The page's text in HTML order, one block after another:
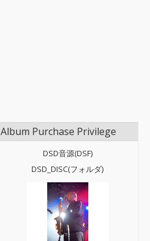
Album Purchase Privilege
DSD音源(DSF)
DSD_DISC(フォルダ)